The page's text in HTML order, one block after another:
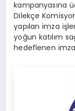
kampanyasına
Dilekçe
yapılan imza
yoğun katılım
hedeflenen imza